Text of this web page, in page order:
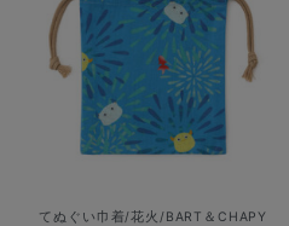
てぬぐい巾着/花火/BART＆CHAPY